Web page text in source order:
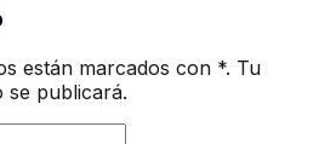
están marcados con *. Tu
se publicará.